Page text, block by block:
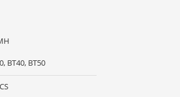
BT40, BT50